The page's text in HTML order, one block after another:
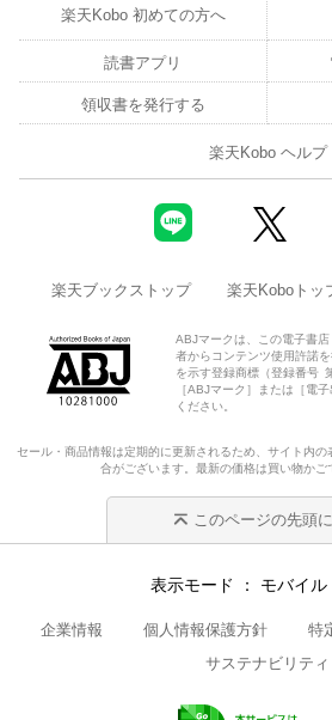
楽天Kobo 初めての方へ
読書アプリ
領収書を発行する
楽天Kobo ヘルプ
楽天ブックストップ 楽天Koboトッ
ABJマークは、この電子書
者からコンテンツ使用許諾
を示す登録商標（登録番号
［ABJマーク］または［電
ください。
セール・商品情報は定期的に更新されるため、サイト内
合がございます。最新の価格は買い物かご
このページの先頭
表示モード モバイル
企業情報 個人情報保護方針
特
サステナビリティ